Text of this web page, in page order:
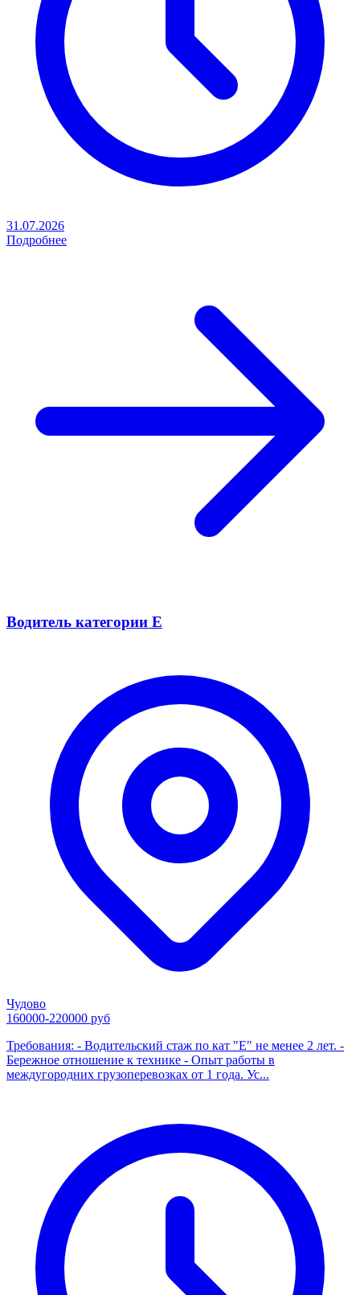
31.07.2026
Подробнее
Водитель категории Е
Чудово
160000-220000 руб
Требования: - Водительский стаж по кат "Е" не менее 2 лет. -
Бережное отношение к технике - Опыт работы в
междугородних грузоперевозках от 1 года. Ус...